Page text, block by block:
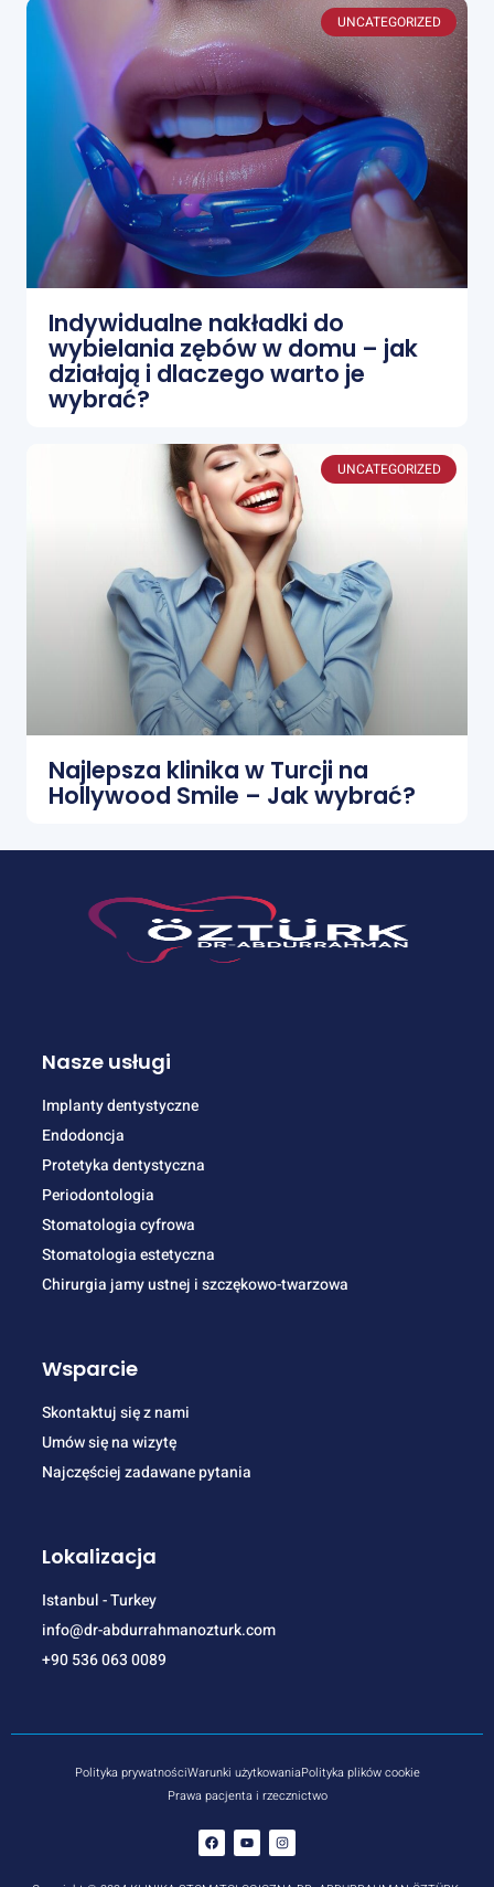
UNCATEGORIZED
Indywidualne nakładki do
wybielania zębów w domu – jak
działają i dlaczego warto je
wybrać?
UNCATEGORIZED
Najlepsza klinika w Turcji na
Hollywood Smile – Jak wybrać?
Nasze usługi
Implanty dentystyczne
Endodoncja
Protetyka dentystyczna
Periodontologia
Stomatologia cyfrowa
Stomatologia estetyczna
Chirurgia jamy ustnej i szczękowo-twarzowa
Wsparcie
Skontaktuj się z nami
Umów się na wizytę
Najczęściej zadawane pytania
Lokalizacja
Istanbul - Turkey
info@dr-abdurrahmanozturk.com
+90 536 063 0089
Polityka prywatnościWarunki użytkowaniaPolityka plików cookie
Prawa pacjenta i rzecznictwo